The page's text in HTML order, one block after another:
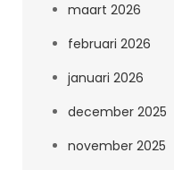
maart 2026
februari 2026
januari 2026
december 2025
november 2025